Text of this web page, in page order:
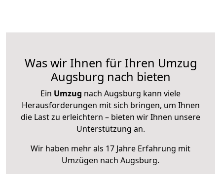
Was wir Ihnen für Ihren Umzug
Augsburg nach bieten
Ein Umzug nach Augsburg kann viele
Herausforderungen mit sich bringen, um Ihnen
die Last zu erleichtern – bieten wir Ihnen unsere
Unterstützung an.
Wir haben mehr als 17 Jahre Erfahrung mit
Umzügen nach Augsburg.